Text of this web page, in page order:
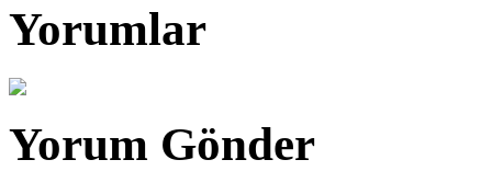
Yorumlar
Yorum Gönder